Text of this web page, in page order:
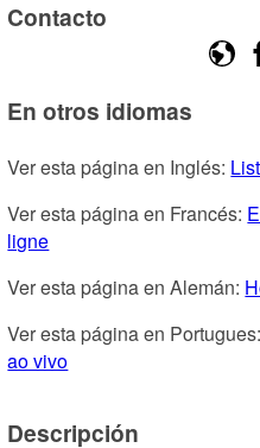
Contacto
En otros idiomas
Ver esta página en Inglés:
Ver esta página en Francés:
ligne
Ver esta página en Alemán:
Ver esta página en Portugues:
ao vivo
Descripción